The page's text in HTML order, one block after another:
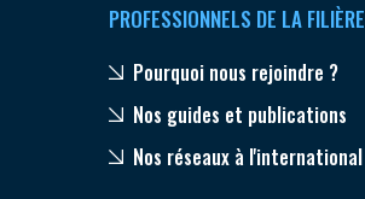
PROFESSIONNELS DE LA FILIÈRE
Pourquoi nous rejoindre ?
Nos guides et publications
Nos réseaux à l'international